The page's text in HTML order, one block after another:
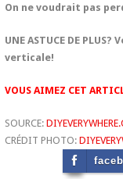
On ne voudrait pas
UNE ASTUCE DE PLUS?
verticale!
VOUS AIMEZ CET
SOURCE:
CRÉDIT PHOTO: